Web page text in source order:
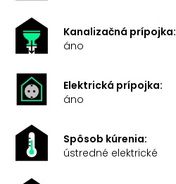
Kanalizačná prípojka:
áno
Elektrická prípojka:
áno
Spôsob kúrenia:
ústredné elektrické